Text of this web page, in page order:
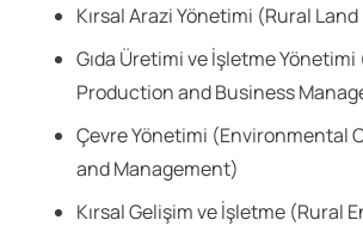
Kırsal Arazi Yönetimi (Rural
Gıda Üretimi ve İşletme Yönetimi
Production and Business
Çevre Yönetimi (Environmental
and Management)
Kırsal Gelişim ve İşletme (Rural